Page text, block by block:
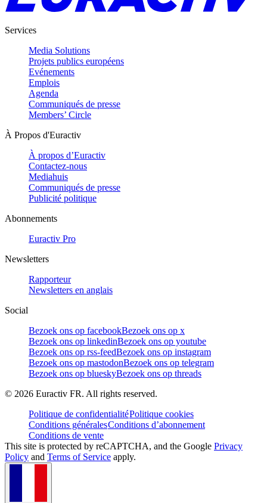
Services
Media Solutions
Projets publics européens
Evénements
Emplois
Agenda
Communiqués de presse
Members’ Circle
À Propos d'Euractiv
À propos d’Euractiv
Contactez-nous
Mediahuis
Communiqués de presse
Publicité politique
Abonnements
Euractiv Pro
Newsletters
Rapporteur
Newsletters en anglais
Social
Bezoek ons op facebookBezoek ons op x
Bezoek ons op linkedinBezoek ons op youtube
Bezoek ons op rss-feedBezoek ons op instagram
Bezoek ons op mastodonBezoek ons op telegram
Bezoek ons op blueskyBezoek ons op threads
© 2026 Euractiv FR. All rights reserved.
Politique de confidentialitéPolitique cookies
Conditions généralesConditions d’abonnement
Conditions de vente
This site is protected by reCAPTCHA, and the Google Privacy
Policy and Terms of Service apply.